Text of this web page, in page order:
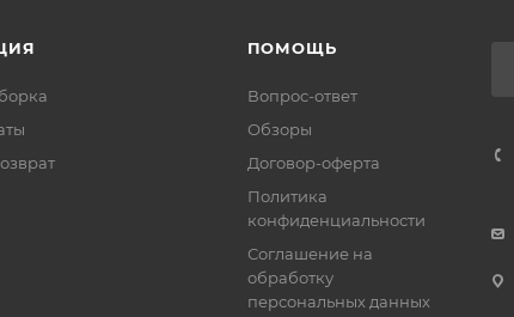
ПОМОЩЬ
Вопрос-ответ
Обзоры
Договор-оферта
Политика
конфиденциальности
Соглашение на
обработку
персональных данных